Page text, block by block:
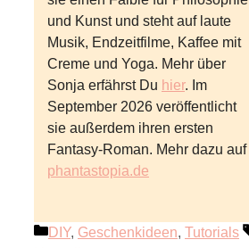
und Kunst und steht auf laute
Musik, Endzeitfilme, Kaffee mit
Creme und Yoga. Mehr über
Sonja erfährst Du hier. Im
September 2026 veröffentlicht
sie außerdem ihren ersten
Fantasy-Roman. Mehr dazu auf
phantastopia.de
Kategorien
DIY, Geschenkideen, Tutorials